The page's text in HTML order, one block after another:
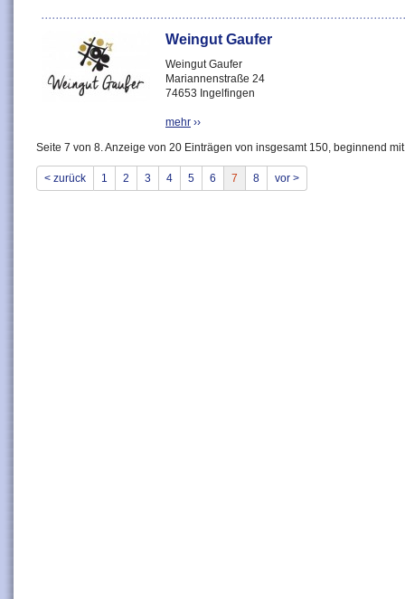
Weingut Gaufer
Weingut Gaufer
Mariannenstraße 24
74653 Ingelfingen
mehr ››
Seite 7 von 8. Anzeige von 20 Einträgen von insgesamt 150, beginnend
< zurück 1 2 3 4 5 6 7 8 vor >